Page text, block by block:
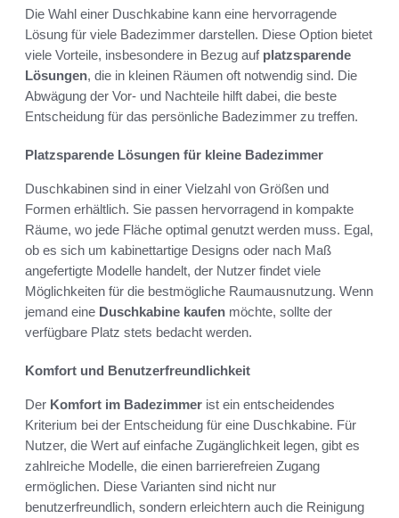
Die Wahl einer Duschkabine kann eine hervorragende
Lösung für viele Badezimmer darstellen. Diese Option bietet
viele Vorteile, insbesondere in Bezug auf platzsparende
Lösungen, die in kleinen Räumen oft notwendig sind. Die
Abwägung der Vor- und Nachteile hilft dabei, die beste
Entscheidung für das persönliche Badezimmer zu treffen.
Platzsparende Lösungen für kleine Badezimmer
Duschkabinen sind in einer Vielzahl von Größen und
Formen erhältlich. Sie passen hervorragend in kompakte
Räume, wo jede Fläche optimal genutzt werden muss. Egal,
ob es sich um kabinettartige Designs oder nach Maß
angefertigte Modelle handelt, der Nutzer findet viele
Möglichkeiten für die bestmögliche Raumausnutzung. Wenn
jemand eine Duschkabine kaufen möchte, sollte der
verfügbare Platz stets bedacht werden.
Komfort und Benutzerfreundlichkeit
Der Komfort im Badezimmer ist ein entscheidendes
Kriterium bei der Entscheidung für eine Duschkabine. Für
Nutzer, die Wert auf einfache Zugänglichkeit legen, gibt es
zahlreiche Modelle, die einen barrierefreien Zugang
ermöglichen. Diese Varianten sind nicht nur
benutzerfreundlich, sondern erleichtern auch die Reinigung